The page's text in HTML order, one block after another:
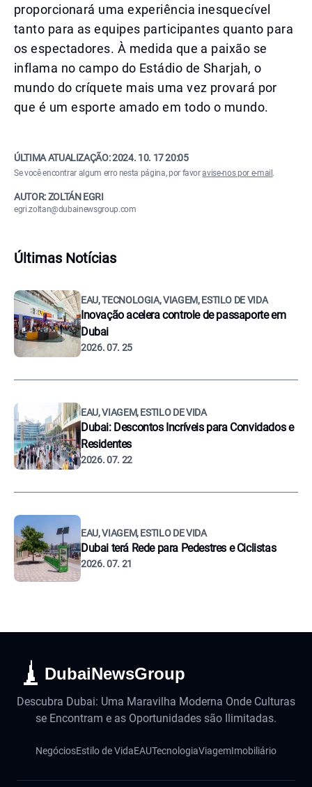
proporcionará uma experiência inesquecível
tanto para as equipes participantes quanto para
os espectadores. À medida que a paixão se
inflama no campo do Estádio de Sharjah, o
mundo do críquete mais uma vez provará por
que é um esporte amado em todo o mundo.
ÚLTIMA ATUALIZAÇÃO:2024. 10. 17 20:05
Se você encontrar algum erro nesta página, por favoravise-nos por e-mail .
AUTOR: ZOLTÁN EGRI
egri.zoltan@dubainewsgroup.com
Últimas Notícias
EAU, TECNOLOGIA, VIAGEM, ESTILO DE VIDA
Inovação acelera controle de passaporte em
Dubai
2026. 07. 25
EAU, VIAGEM, ESTILO DE VIDA
Dubai: Descontos Incríveis para Convidados e
Residentes
2026. 07. 22
EAU, VIAGEM, ESTILO DE VIDA
Dubai terá Rede para Pedestres e Ciclistas
2026. 07. 21
DubaiNewsGroup
Descubra Dubai: Uma Maravilha Moderna Onde Culturas
se Encontram e as Oportunidades são Ilimitadas.
NegóciosEstilo de VidaEAUTecnologiaViagemImobiliário